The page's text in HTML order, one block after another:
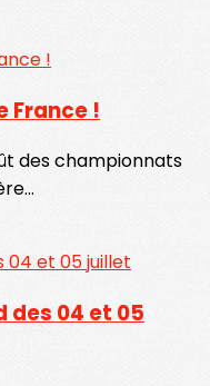
France !
des championnats
des 04 et 05